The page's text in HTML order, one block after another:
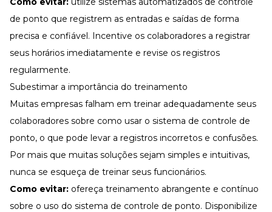
de ponto que registrem as entradas e saídas de forma
precisa e confiável. Incentive os colaboradores a registrar
seus horários imediatamente e revise os registros
regularmente.
Subestimar a importância do treinamento
Muitas empresas falham em treinar adequadamente seus
colaboradores sobre como usar o sistema de controle de
ponto, o que pode levar a registros incorretos e confusões.
Por mais que muitas soluções sejam simples e intuitivas,
nunca se esqueça de treinar seus funcionários.
Como evitar: ofereça treinamento abrangente e contínuo
sobre o uso do sistema de controle de ponto. Disponibilize